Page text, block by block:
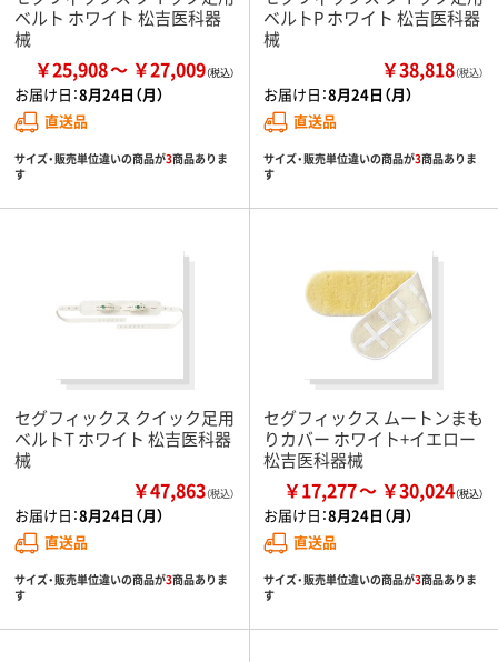
ベルト ホワイト 松吉医科器
械
￥25,908 ￥27,009
お届け日：8月24日（月）
直送品
サイズ・販売単位違いの商品が3商品ありま
す
ベルトP ホワイト 松吉医科器
械
￥38,818（税込）
お届け日：8月24日（月）
直送品
サイズ・販売単位違いの商品が3商品ありま
す
セグフィックス クイック足用
ベルトT ホワイト 松吉医科器
械
￥47,863（税込）
お届け日：8月24日（月）
直送品
サイズ・販売単位違いの商品が3商品ありま
す
セグフィックス ムートンまも
りカバー ホワイト+イエロー
松吉医科器械
￥17,277 ￥30,024
お届け日：8月24日（月）
直送品
サイズ・販売単位違いの商品が3商品ありま
す